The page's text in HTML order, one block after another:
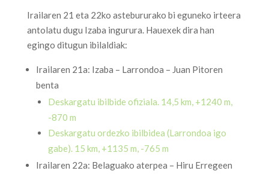
Irailaren 21 eta 22ko astebururako bi eguneko irteera
antolatu dugu Izaba ingurura. Hauexek dira han
egingo ditugun ibilaldiak:
Irailaren 21a: Izaba – Larrondoa – Juan Pitoren
benta
Deskargatu ibilbide ofiziala. 14,5 km, +1240 m,
-870 m
Deskargatu ordezko ibilbidea (Larrondoa igo
gabe). 15 km, +1135 m, -765 m
Irailaren 22a: Belaguako aterpea – Hiru Erregeen